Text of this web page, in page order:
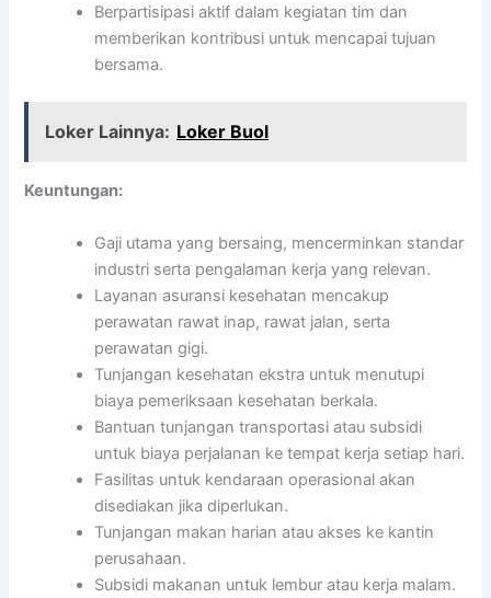
Berpartisipasi aktif dalam kegiatan tim dan
memberikan kontribusi untuk mencapai tujuan
bersama.
Loker Lainnya: Loker Buol
Keuntungan:
Gaji utama yang bersaing, mencerminkan standar
industri serta pengalaman kerja yang relevan.
Layanan asuransi kesehatan mencakup
perawatan rawat inap, rawat jalan, serta
perawatan gigi.
Tunjangan kesehatan ekstra untuk menutupi
biaya pemeriksaan kesehatan berkala.
Bantuan tunjangan transportasi atau subsidi
untuk biaya perjalanan ke tempat kerja setiap hari.
Fasilitas untuk kendaraan operasional akan
disediakan jika diperlukan.
Tunjangan makan harian atau akses ke kantin
perusahaan.
Subsidi makanan untuk lembur atau kerja malam.